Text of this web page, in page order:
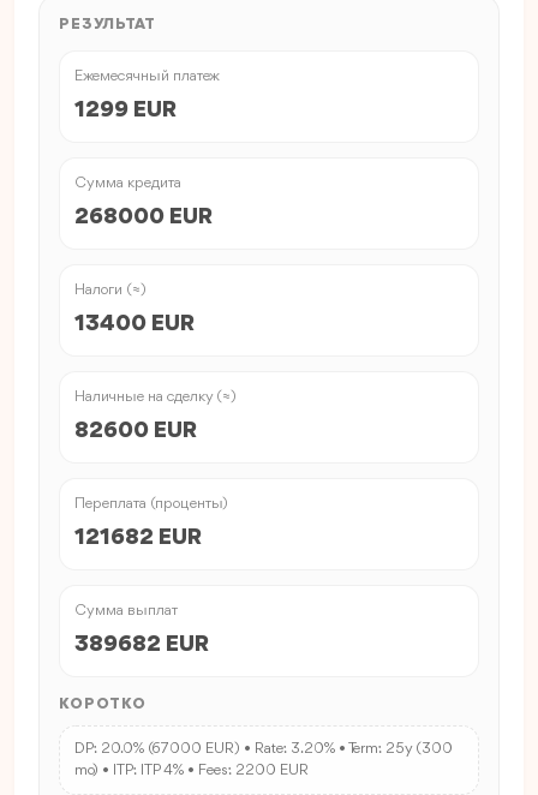
РЕЗУЛЬТАТ
Ежемесячный платеж
1299 EUR
Сумма кредита
268000 EUR
Налоги (≈)
13400 EUR
Наличные на сделку (≈)
82600 EUR
Переплата (проценты)
121682 EUR
Сумма выплат
389682 EUR
КОРОТКО
DP: 20.0% (67000 EUR) • Rate: 3.20% • Term: 25y (300
mo) • ITP: ITP 4% • Fees: 2200 EUR